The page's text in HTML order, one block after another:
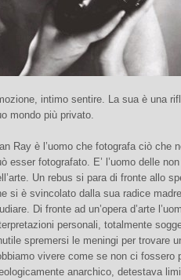
intimo sentire. La sua è una
mondo più privato.
Ray è l’uomo che fotografa ciò che
esser fotografato. E’ l’uomo delle
Un rebus si para di fronte allo
si è svincolato dalla sua radice
Di fronte ad un’opera d’arte
personali, totalmente
spremersi le meningi per trovare
vivere come se non ci fossero
anarchico, detestava